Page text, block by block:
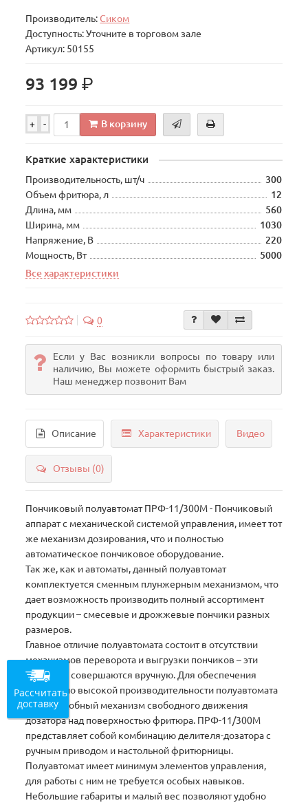
Производитель: Сиком
Доступность: Уточните в торговом зале
Артикул: 50155
93 199р.
+ - В корзину
Краткие характеристики
Производительность, шт/ч
300
Объем фритюра, л
12
Длина, мм
560
Ширина, мм
1030
Напряжение, В
220
Мощность, Вт
5000
Все характеристики
0
Если у Вас возникли вопросы по товару или
наличию, Вы можете оформить быстрый заказ.
Наш менеджер позвонит Вам
Описание Характеристики Видео
Отзывы (0)
Пончиковый полуавтомат ПРФ-11/300М - Пончиковый
аппарат с механической системой управления, имеет тот
же механизм дозирования, что и полностью
автоматическое пончиковое оборудование.
Так же, как и автоматы, данный полуавтомат
комплектуется сменным плунжерным механизмом, что
дает возможность производить полный ассортимент
продукции – смесевые и дрожжевые пончики разных
размеров.
Главное отличие полуавтомата состоит в отсутствии
механизмов переворота и выгрузки пончиков – эти
операции совершаются вручную. Для обеспечения
достаточно высокой производительности полуавтомата
создан удобный механизм свободного движения
дозатора над поверхностью фритюра. ПРФ-11/300М
представляет собой комбинацию делителя-дозатора с
ручным приводом и настольной фритюрницы.
Полуавтомат имеет минимум элементов управления,
для работы с ним не требуется особых навыков.
Небольшие габариты и малый вес позволяют удобно
Рассчитать
доставку